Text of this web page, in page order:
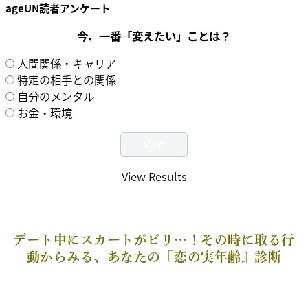
ageUN読者アンケート
今、一番「変えたい」ことは？
人間関係・キャリア
特定の相手との関係
自分のメンタル
お金・環境
View Results
デート中にスカートがビリ…！その時に取る行
動からみる、あなたの『恋の実年齢』診断